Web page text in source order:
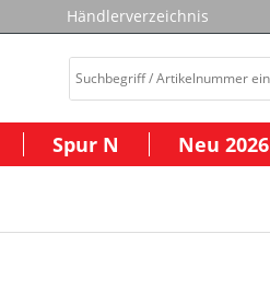
Händlerverzeichnis
Spur N Neu 2026